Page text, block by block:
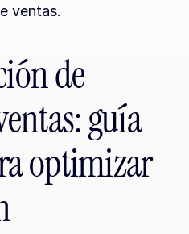
ventas.
de
guía
optimizar